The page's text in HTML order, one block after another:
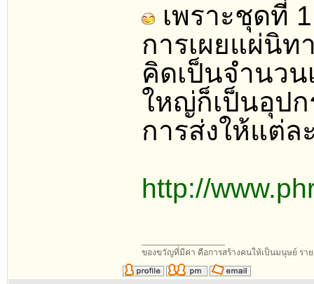
เพราะชุดที่
การเผยแผ่นิ
คิดเป็นจำนว
ใหญ่ก็เป็นอุปก
การส่งให้แต่
http://
ของขวัญที่มีค่า คือการสร้างคนให้เป็นมนุษย์ รา